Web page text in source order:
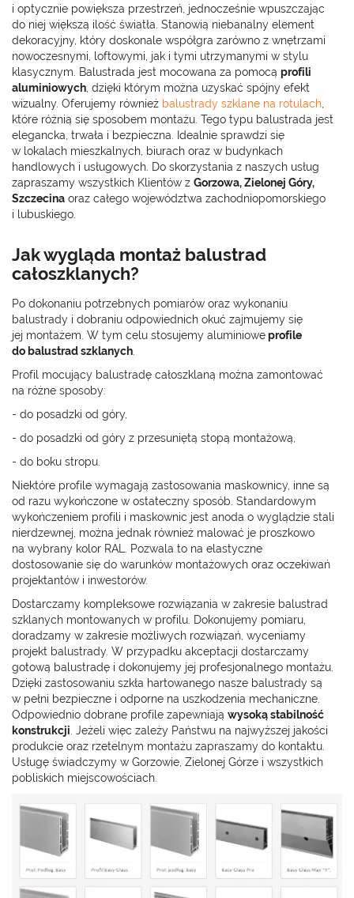
i optycznie powiększa przestrzeń, jednocześnie wpuszczając
do niej większą ilość światła. Stanowią niebanalny element
dekoracyjny, który doskonale współgra zarówno z wnętrzami
nowoczesnymi, loftowymi, jak i tymi utrzymanymi w stylu
klasycznym. Balustrada jest mocowana za pomocą profili
aluminiowych , dzięki którym można uzyskać spójny efekt
wizualny. Oferujemy również balustrady szklane na rotulach
które różnią się sposobem montażu. Tego typu balustrada jest
elegancka, trwała i bezpieczna. Idealnie sprawdzi się
w lokalach mieszkalnych, biurach oraz w budynkach
handlowych i usługowych. Do skorzystania z naszych usług
zapraszamy wszystkich Klientów z Gorzowa, Zielonej Góry,
Szczecina oraz całego województwa zachodniopomorskiego
i lubuskiego.
Jak wygląda montaż balustrad
całoszklanych?
Po dokonaniu potrzebnych pomiarów oraz wykonaniu
balustrady i dobraniu odpowiednich okuć zajmujemy się
jej montażem. W tym celu stosujemy aluminioweprofile
do balustrad szklanych
Profil mocujący balustradę całoszklaną można zamontować
na różne sposoby:
- do posadzki od góry,
- do posadzki od góry z przesuniętą stopą montażową,
- do boku stropu.
Niektóre profile wymagają zastosowania maskownicy, inne są
od razu wykończone w ostateczny sposób. Standardowym
wykończeniem profili i maskownic jest anoda o wyglądzie stali
nierdzewnej, można jednak również malować je proszkowo
na wybrany kolor RAL. Pozwala to na elastyczne
dostosowanie się do warunków montażowych oraz oczekiwań
projektantów i inwestorów.
Dostarczamy kompleksowe rozwiązania w zakresie balustrad
szklanych montowanych w profilu. Dokonujemy pomiaru,
doradzamy w zakresie możliwych rozwiązań, wyceniamy
projekt balustrady. W przypadku akceptacji dostarczamy
gotową balustradę i dokonujemy jej profesjonalnego montażu.
Dzięki zastosowaniu szkła hartowanego nasze balustrady są
w pełni bezpieczne i odporne na uszkodzenia mechaniczne.
Odpowiednio dobrane profile zapewniają wysoką stabilność
konstrukcji . Jeżeli więc zależy Państwu na najwyższej jakości
produkcie oraz rzetelnym montażu zapraszamy do kontaktu.
Usługę świadczymy w Gorzowie, Zielonej Górze i wszystkich
pobliskich miejscowościach.